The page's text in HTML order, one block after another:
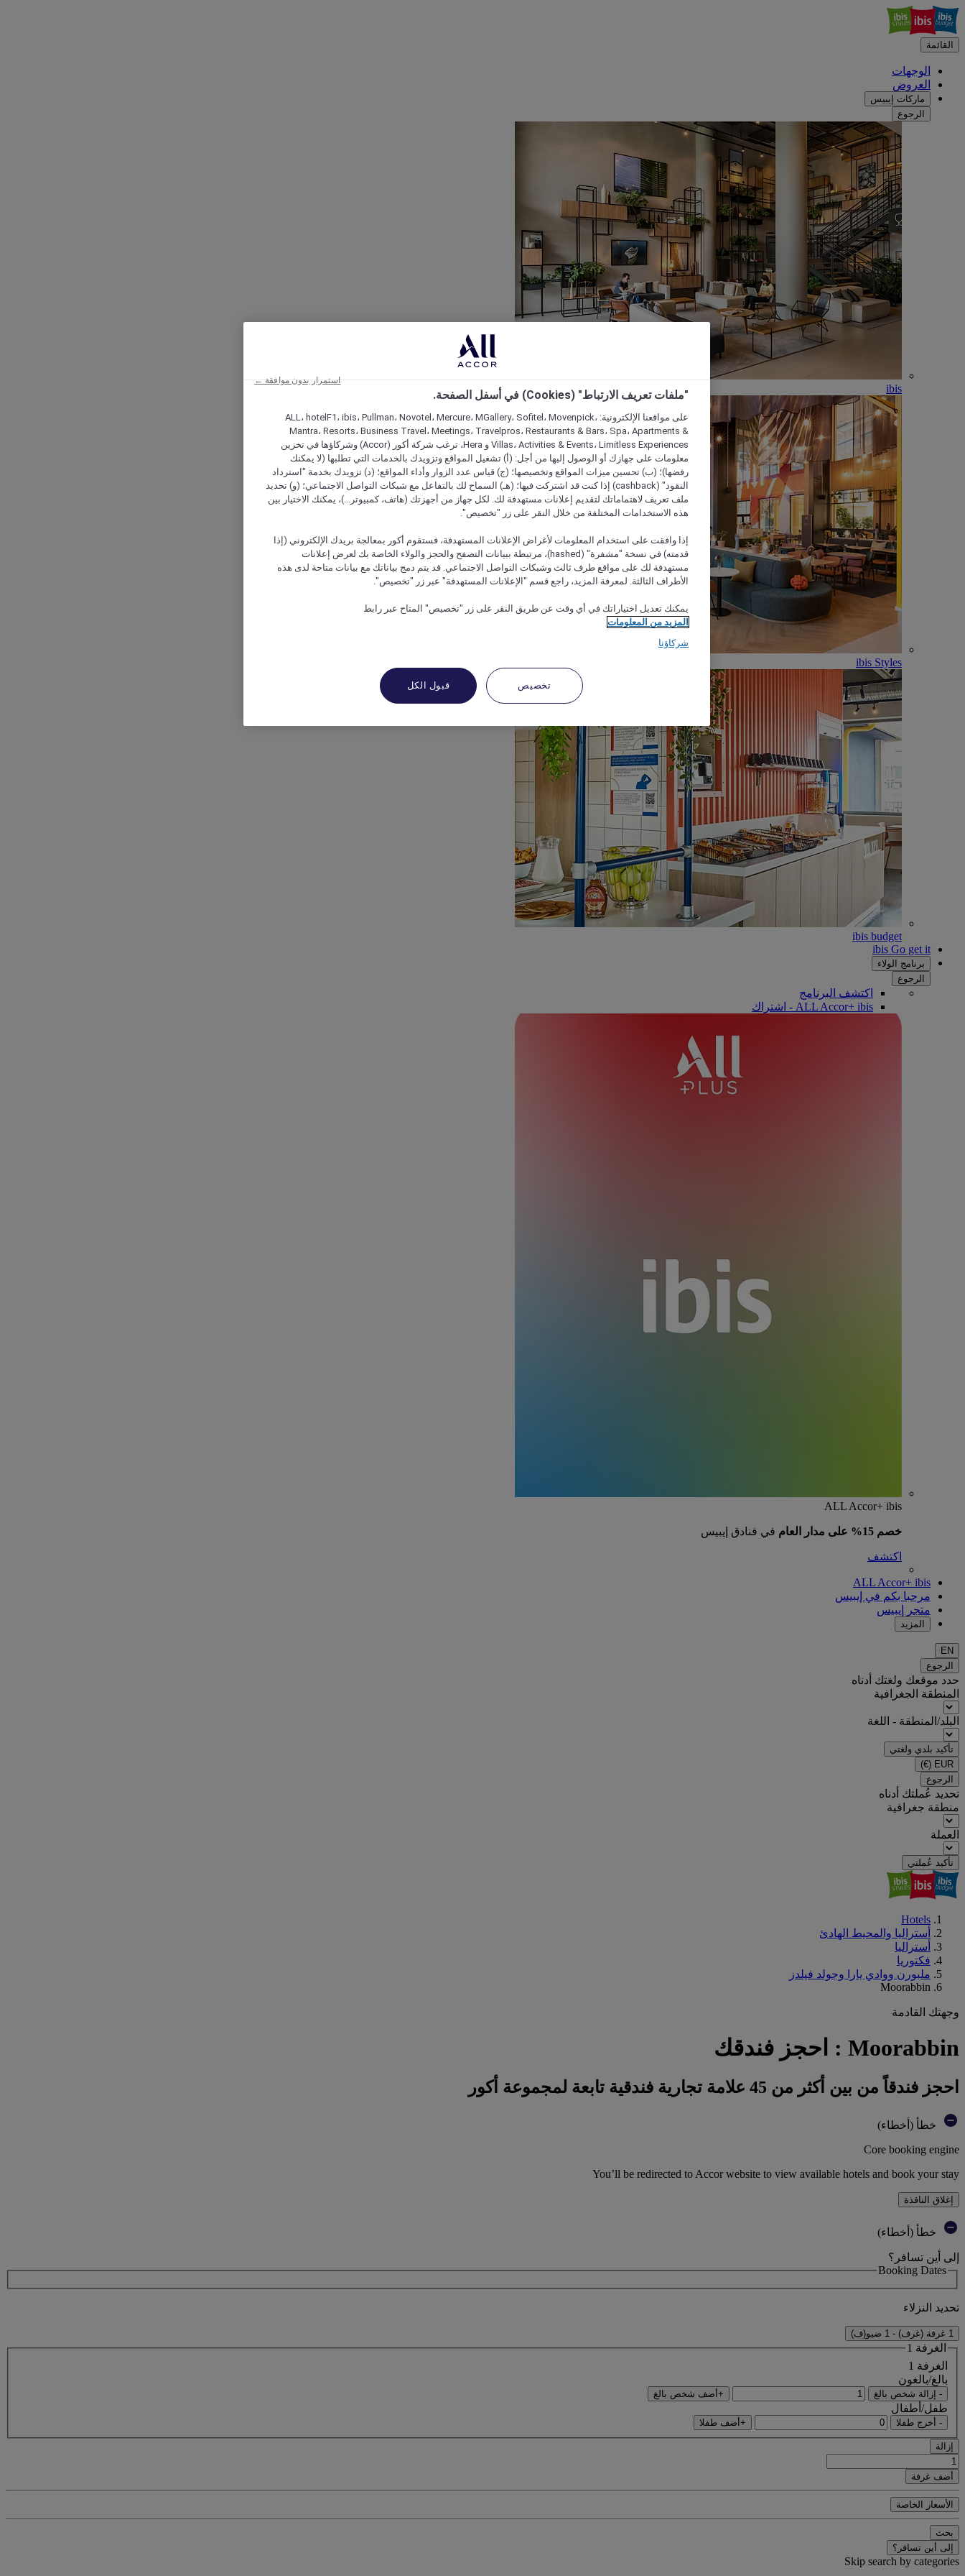
القائمة
الوجهات
العروض
ماركات إيبيس
الرجوع
ibis
ibis Styles
ibis budget
ibis Go get it
برنامج الولاء
الرجوع
اكتشف البرنامج
ALL Accor+ ibis - اشتراك
ALL Accor+ ibis
خصم 15% على مدار العام في فنادق إيبيس
اكتشف
ALL Accor+ ibis
مرحبا بكم في إيبيس
متجر إيبيس
المزيد
EN
الرجوع
حدد موقعك ولغتك أدناه
المنطقة الجغرافية
البلد/المنطقة - اللغة
تأكيد بلدي ولغتي
EUR
(€)
الرجوع
تحديد عُملتك أدناه
منطقة جغرافية
العملة
تأكيد عُملتي
Hotels
أستراليا والمحيط الهادئ
أستراليا
فكتوريا
ملبورن ووادي يارا وجولد فيلدز
Moorabbin
وجهتك القادمة
Moorabbin : احجز فندقك
احجز فندقاً من بين أكثر من 45 علامة تجارية فندقية تابعة لمجموعة أكور
خطأ (أخطاء)
Core booking engine
You’ll be redirected to Accor website to view available hotels and book your stay
إغلاق النافذة
خطأ (أخطاء)
إلى أين تسافر؟
Booking Dates
تحديد النزلاء
1 غرفة (غرف) - 1 ضيو(ف)
الغرفة 1
الغرفة 1
بالغ/بالغون
- إزالة شخص بالغ +أضف شخص بالغ
طفل/أطفال
- أخرج طفلا +أضف طفلا
إزالة
أضف غرفة
الأسعار الخاصة
بحث
إلى أين تسافر؟
Skip search by categories
"ملفات تعريف الارتباط" (Cookies) في أسفل الصفحة.
على مواقعنا الإلكترونية: ALL، hotelF1، ibis، Pullman، Novotel، Mercure، MGallery، Sofitel، Movenpick،
Mantra، Resorts، Business Travel، Meetings، Travelpros، Restaurants & Bars، Spa، Apartments &
Villas، Activities & Events، Limitless Experiences و Hera، ترغب شركة أكور (Accor) وشركاؤها في تخزين
معلومات على جهازك أو الوصول إليها من أجل: (أ) تشغيل المواقع وتزويدك بالخدمات التي تطلبها (لا يمكنك
رفضها)؛ (ب) تحسين ميزات المواقع وتخصيصها؛ (ج) قياس عدد الزوار وأداء المواقع؛ (د) تزويدك بخدمة "استرداد
النقود" (cashback) إذا كنت قد اشتركت فيها؛ (هـ) السماح لك بالتفاعل مع شبكات التواصل الاجتماعي؛ (و) تحديد
ملف تعريف لاهتماماتك لتقديم إعلانات مستهدفة لك. لكل جهاز من أجهزتك (هاتف، كمبيوتر...)، يمكنك الاختيار بين
هذه الاستخدامات المختلفة من خلال النقر على زر "تخصيص".
إذا وافقت على استخدام المعلومات لأغراض الإعلانات المستهدفة، فستقوم أكور بمعالجة بريدك الإلكتروني (إذا
قدمته) في نسخة "مشفرة" (hashed)، مرتبطة ببيانات التصفح والحجز والولاء الخاصة بك لعرض إعلانات
مستهدفة لك على مواقع طرف ثالث وشبكات التواصل الاجتماعي. قد يتم دمج بياناتك مع بيانات متاحة لدى هذه
الأطراف الثالثة. لمعرفة المزيد، راجع قسم "الإعلانات المستهدفة" عبر زر "تخصيص".
يمكنك تعديل اختياراتك في أي وقت عن طريق النقر على زر "تخصيص" المتاح عبر رابط
المزيد من المعلومات
شركاؤنا
تخصيص قبول الكل
استمرار بدون موافقة ←